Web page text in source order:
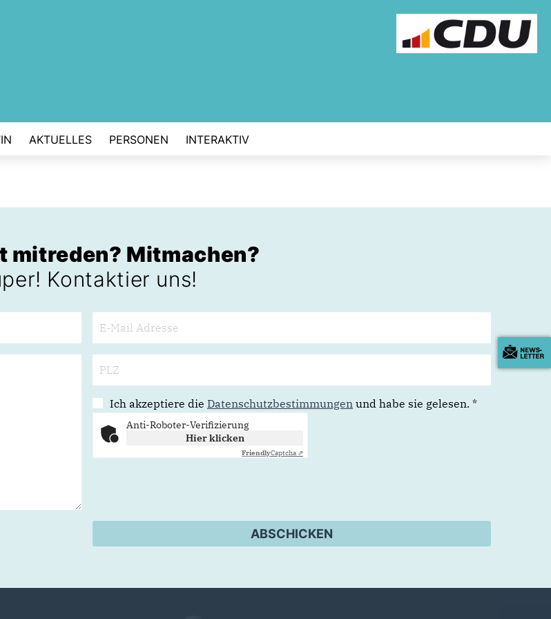
AKTUELLES PERSONEN INTERAKTIV
mitreden? Mitmachen?
Kontaktier uns!
Ich akzeptiere die Datenschutzbestimmungen und habe sie gelesen. *
Anti-Roboter-Verifizierung
Hier klicken
FriendlyCaptcha ⇗
ABSCHICKEN